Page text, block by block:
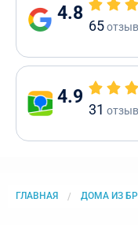
4.8
65
4.9
31
ГЛАВНАЯ ДОМА ИЗ